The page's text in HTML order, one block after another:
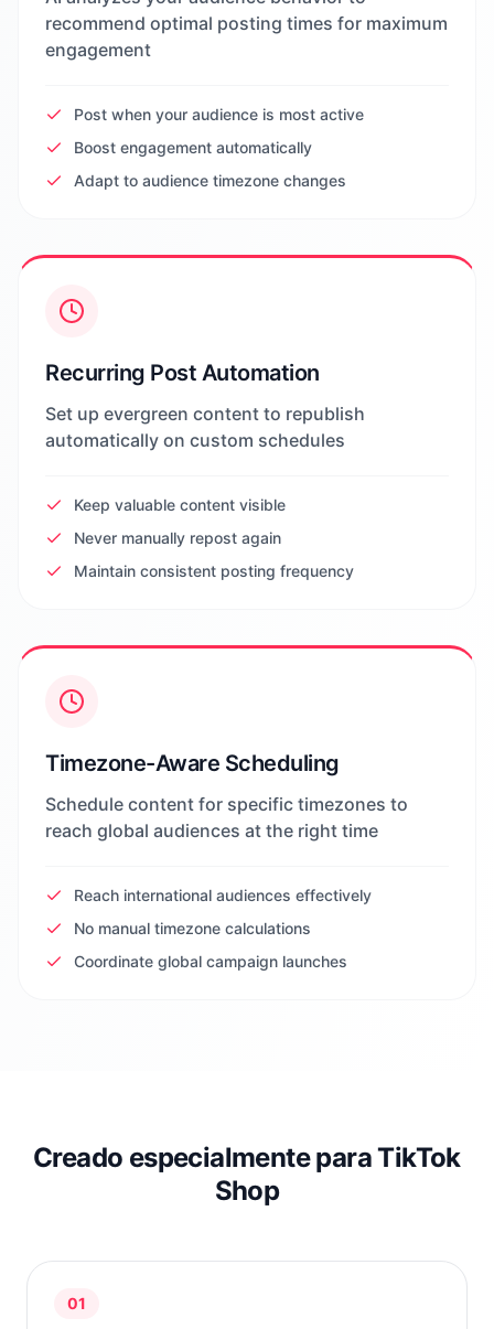
recommend optimal posting times for maximum
engagement
Post when your audience is most active
Boost engagement automatically
Adapt to audience timezone changes
Recurring Post Automation
Set up evergreen content to republish
automatically on custom schedules
Keep valuable content visible
Never manually repost again
Maintain consistent posting frequency
Timezone-Aware Scheduling
Schedule content for specific timezones to
reach global audiences at the right time
Reach international audiences effectively
No manual timezone calculations
Coordinate global campaign launches
Creado especialmente para TikTok
Shop
01